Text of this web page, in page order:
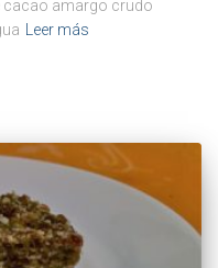
cacao amargo crudo
Leer más